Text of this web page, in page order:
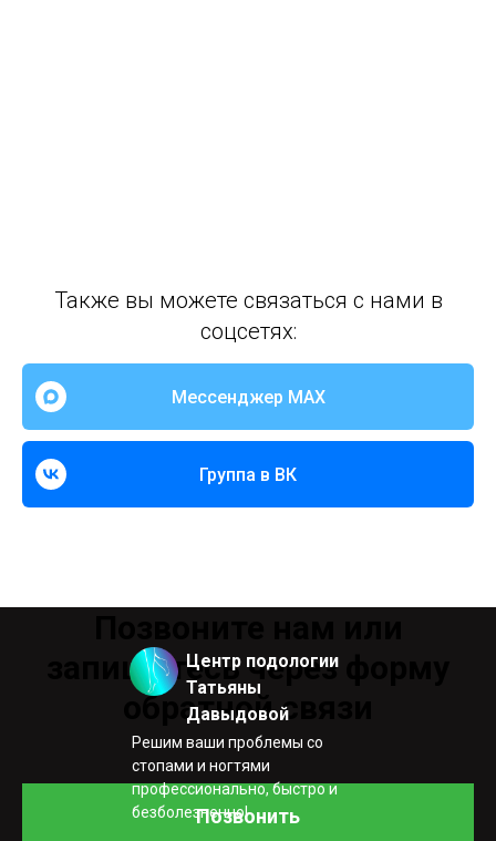
запишитесь через форму
обратной связи
Позвонить
Также вы можете связаться с нами в
соцсетях:
Мессенджер MAX
Группа в ВК
Центр подологии
Татьяны
Давыдовой
Решим ваши проблемы со
стопами и ногтями
профессионально, быстро и
безболезненно!